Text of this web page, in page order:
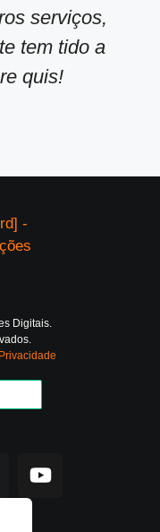
serviços,
tem tido a
quis!
Digitais.